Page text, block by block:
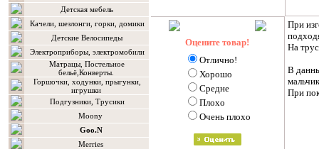
Детская мебель
Качели, шезлонги, горки, домики
Детские Велосипеды
Электроприборы, электромобили
Матрацы, Постельное
бельё,Конверты.
Горшочки, ходунки, прыгунки,
игрушки
Подгузники, Трусики
Moony
Goo.N
Мerries
Оцените товар!
Отлично!
Хорошо
Средне
Плохо
Очень плохо
При
На
В
При